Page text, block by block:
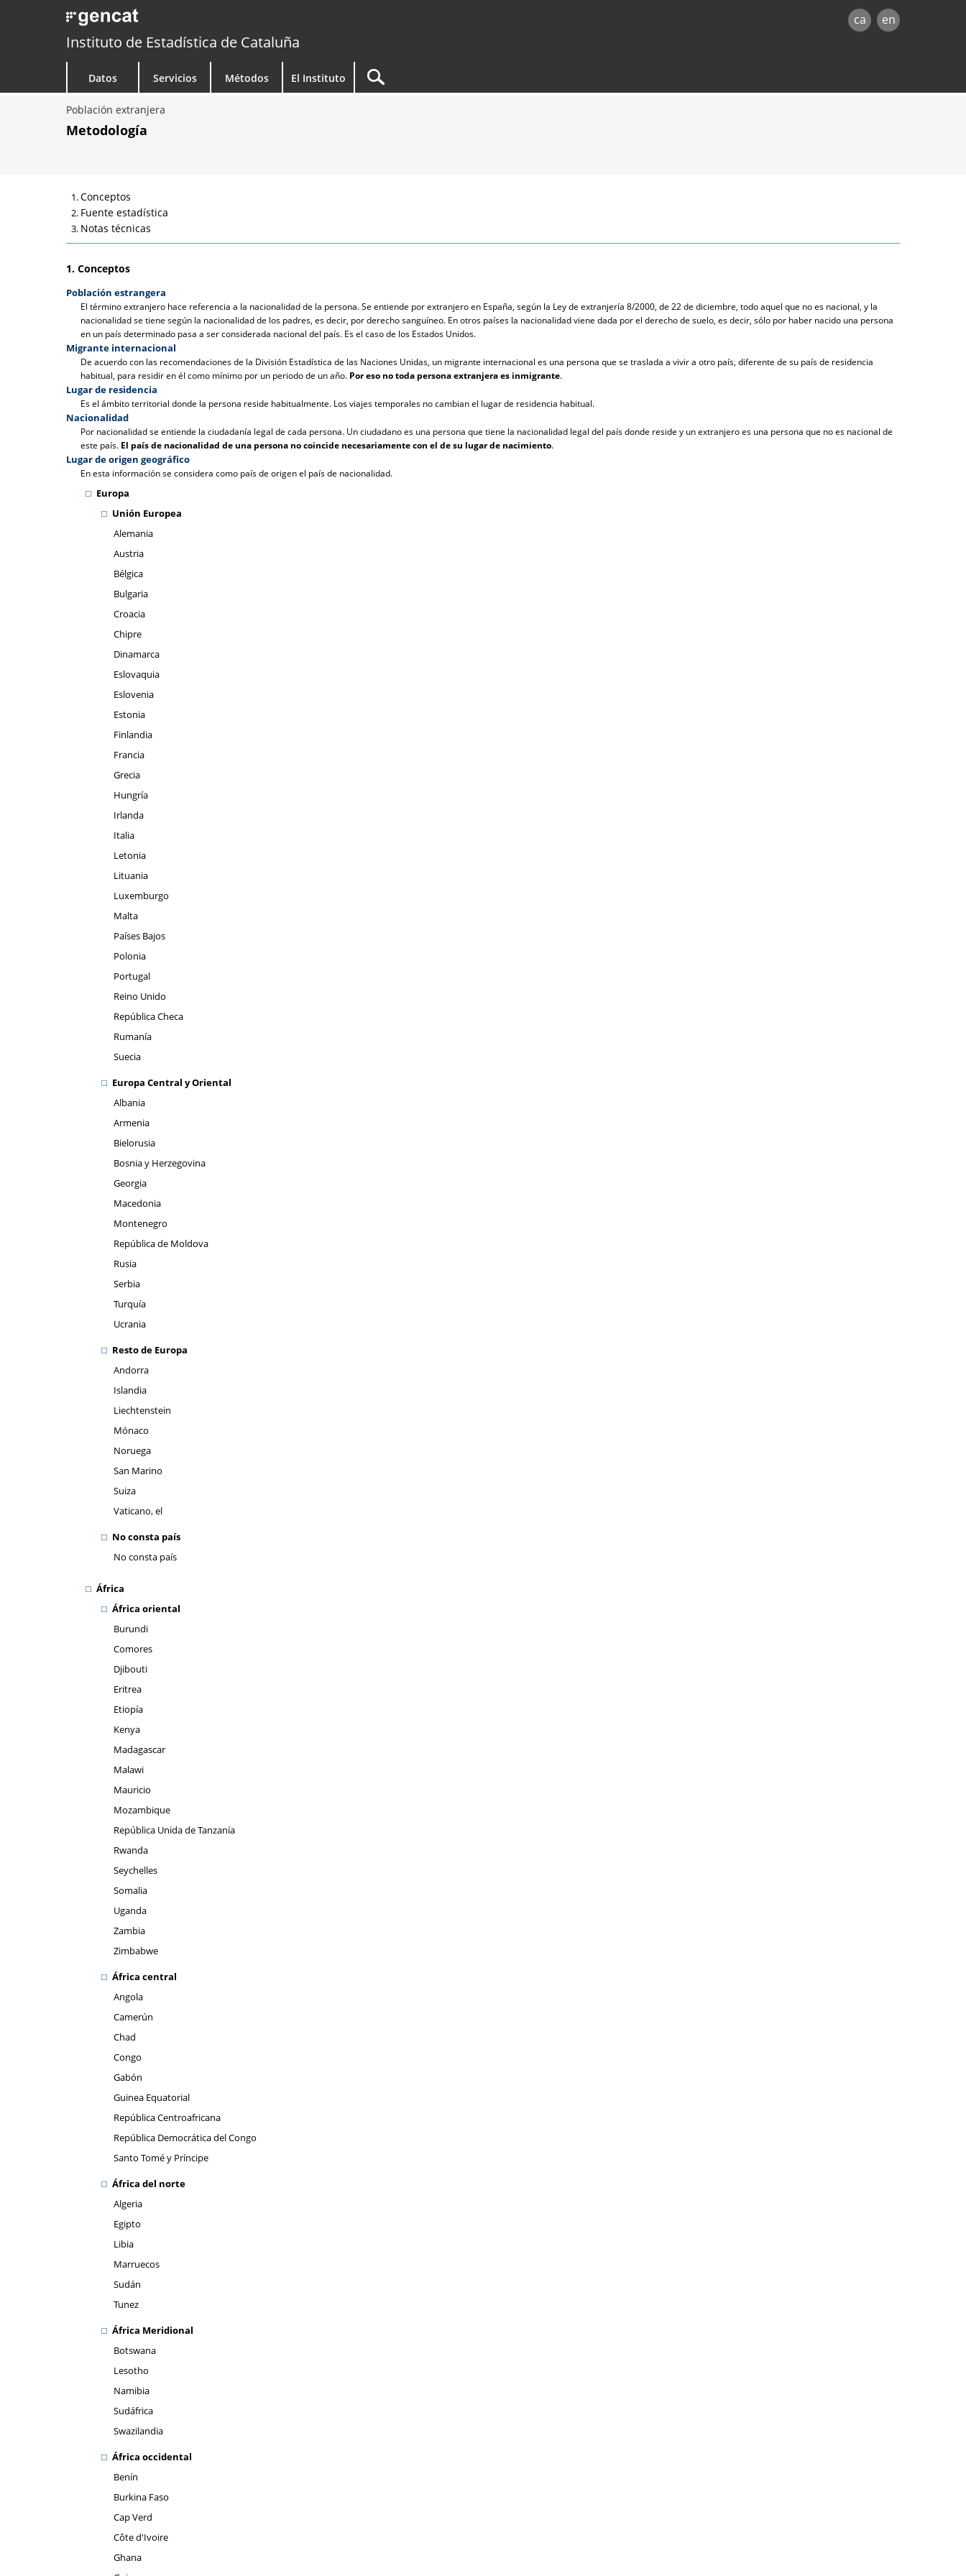
ca en
Instituto de Estadística de Cataluña
Datos Servicios Métodos El Instituto
Población extranjera
Metodología
Conceptos
Fuente estadística
Notas técnicas
1. Conceptos
Población estrangera
El término extranjero hace referencia a la nacionalidad de la persona. Se entiende por extranjero en España, según la Ley de extranjería 8/2000, de 22 de diciembre, todo aquel que no es nacional, y la
nacionalidad se tiene según la nacionalidad de los padres, es decir, por derecho sanguíneo. En otros países la nacionalidad viene dada por el derecho de suelo, es decir, sólo por haber nacido una persona
en un país determinado pasa a ser considerada nacional del país. Es el caso de los Estados Unidos.
Migrante internacional
De acuerdo con las recomendaciones de la División Estadística de las Naciones Unidas, un migrante internacional es una persona que se traslada a vivir a otro país, diferente de su país de residencia
habitual, para residir en él como mínimo por un periodo de un año. Por eso no toda persona extranjera es inmigrante.
Lugar de residencia
Es el ámbito territorial donde la persona reside habitualmente. Los viajes temporales no cambian el lugar de residencia habitual.
Nacionalidad
Por nacionalidad se entiende la ciudadanía legal de cada persona. Un ciudadano es una persona que tiene la nacionalidad legal del país donde reside y un extranjero es una persona que no es nacional de
este país. El país de nacionalidad de una persona no coincide necesariamente con el de su lugar de nacimiento.
Lugar de origen geográfico
En esta información se considera como país de origen el país de nacionalidad.
Europa
Unión Europea
Alemania
Austria
Bélgica
Bulgaria
Croacia
Chipre
Dinamarca
Eslovaquia
Eslovenia
Estonia
Finlandia
Francia
Grecia
Hungría
Irlanda
Italia
Letonia
Lituania
Luxemburgo
Malta
Países Bajos
Polonia
Portugal
Reino Unido
República Checa
Rumanía
Suecia
Europa Central y Oriental
Albania
Armenia
Bielorusia
Bosnia y Herzegovina
Georgia
Macedonia
Montenegro
República de Moldova
Rusia
Serbia
Turquía
Ucrania
Resto de Europa
Andorra
Islandia
Liechtenstein
Mónaco
Noruega
San Marino
Suiza
Vaticano, el
No consta país
No consta país
África
África oriental
Burundi
Comores
Djibouti
Eritrea
Etiopía
Kenya
Madagascar
Malawi
Mauricio
Mozambique
República Unida de Tanzanía
Rwanda
Seychelles
Somalia
Uganda
Zambia
Zimbabwe
África central
Angola
Camerún
Chad
Congo
Gabón
Guinea Equatorial
República Centroafricana
República Democrática del Congo
Santo Tomé y Príncipe
África del norte
Algeria
Egipto
Libia
Marruecos
Sudán
Tunez
África Meridional
Botswana
Lesotho
Namibia
Sudáfrica
Swazilandia
África occidental
Benín
Burkina Faso
Cap Verd
Côte d'Ivoire
Ghana